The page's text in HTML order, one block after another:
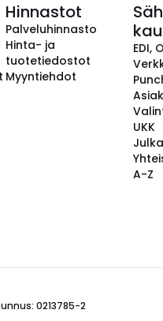
Hinnastot
Palveluhinnasto
Hinta- ja
tuotetiedostot
Myyntiehdot
EDI,
UKK
A-Z
0213785-2